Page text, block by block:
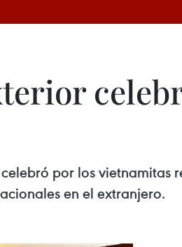
por los vietnamitas
en el extranjero.